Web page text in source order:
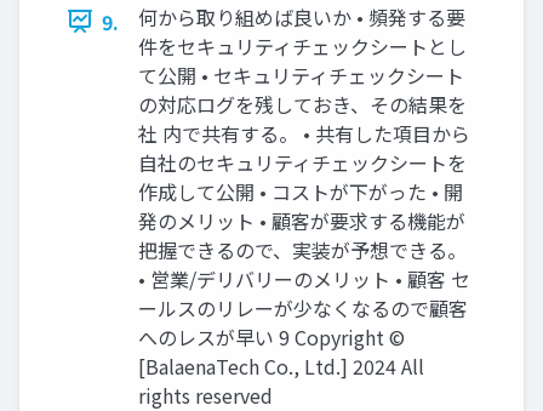
9.
何から取り組めば良いか • 頻発する要
件をセキュリティチェックシートとし
て公開 • セキュリティチェックシート
の対応ログを残しておき、その結果を
社 内で共有する。 • 共有した項目から
自社のセキュリティチェックシートを
作成して公開 • コストが下がった • 開
発のメリット • 顧客が要求する機能が
把握できるので、実装が予想できる。
• 営業/デリバリーのメリット • 顧客 セ
ールスのリレーが少なくなるので顧客
へのレスが早い 9 Copyright ©︎
[BalaenaTech Co., Ltd.] 2024 All
rights reserved